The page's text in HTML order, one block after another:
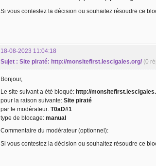
Si vous contestez la décision ou souhaitez résoudre ce
18-08-2023 11:04:18
Sujet : Site piraté: http://monsitefirst.lescigales.org/ (0
Bonjour,
Le site suivant a été bloqué: http://
pour la raison suivante: Site piraté
par le modérateur: T0aD#1
type de blocage: manual
Commentaire du modérateur (optionnel):
Si vous contestez la décision ou souhaitez résoudre ce